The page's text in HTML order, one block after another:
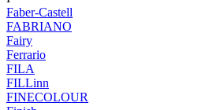
Faber-Castell
FABRIANO
Fairy
Ferrario
FILA
FILLinn
FINECOLOUR